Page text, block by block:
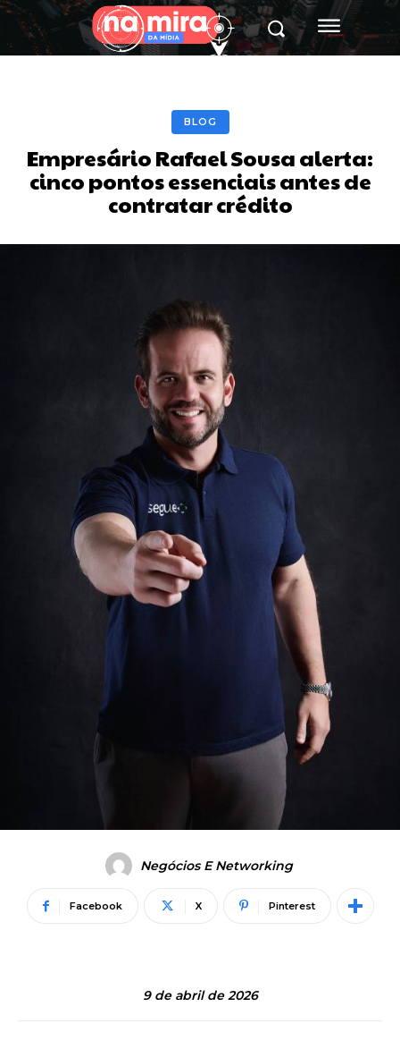
BLOG
Empresário Rafael Sousa alerta:
cinco pontos essenciais antes de
contratar crédito
Negócios E Networking
Facebook X Pinterest
9 de abril de 2026